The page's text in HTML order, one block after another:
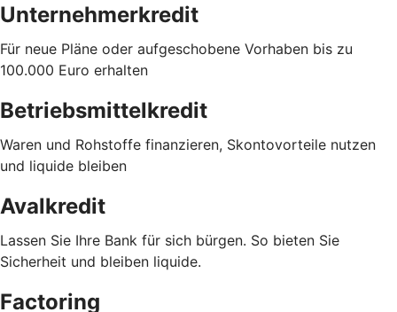
Unternehmerkredit
Für neue Pläne oder aufgeschobene Vorhaben bis zu
100.000 Euro erhalten
Betriebsmittelkredit
Waren und Rohstoffe finanzieren, Skontovorteile nutzen
und liquide bleiben
Avalkredit
Lassen Sie Ihre Bank für sich bürgen. So bieten Sie
Sicherheit und bleiben liquide.
Factoring